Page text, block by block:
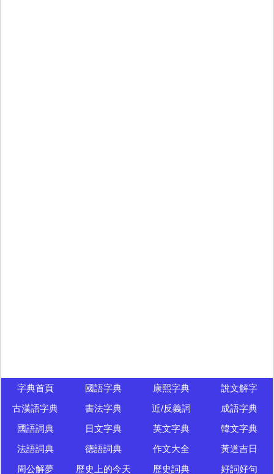
字典首頁 國語字典 康熙字典
說文解字
古漢語字典
書法字典 近/反義詞
成語字典
國語詞典
日文字典 英文字典
韓文字典
法語詞典
德語詞典 作文大全
黃道吉日
周公解夢
歷史上的今天 歷史詞典 好詞好句